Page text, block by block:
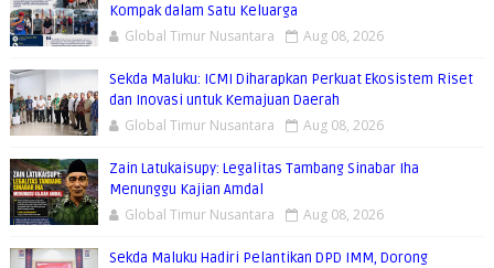
Kompak dalam Satu Keluarga
Global Timur Nusantara Aug 08, 2026
Sekda Maluku: ICMI Diharapkan Perkuat Ekosistem Riset
dan Inovasi untuk Kemajuan Daerah
Global Timur Nusantara Aug 08, 2026
Zain Latukaisupy: Legalitas Tambang Sinabar Iha
Menunggu Kajian Amdal
Global Timur Nusantara Aug 08, 2026
Sekda Maluku Hadiri Pelantikan DPD IMM, Dorong